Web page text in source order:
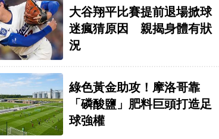
大谷翔平比賽提前退場掀球
迷瘋猜原因 親揭身體有狀
況
綠色黃金助攻！摩洛哥靠
「磷酸鹽」肥料巨頭打造足
球強權